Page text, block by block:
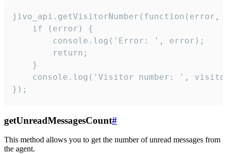
jivo_api.getVisitorNumber(function(error,
    if (error) {
        console.log('Error: ', error);
        return;
    }
console.log('Visitor number: ',
});
getUnreadMessagesCount#
This method allows you to get the number of unread messages from
the agent.